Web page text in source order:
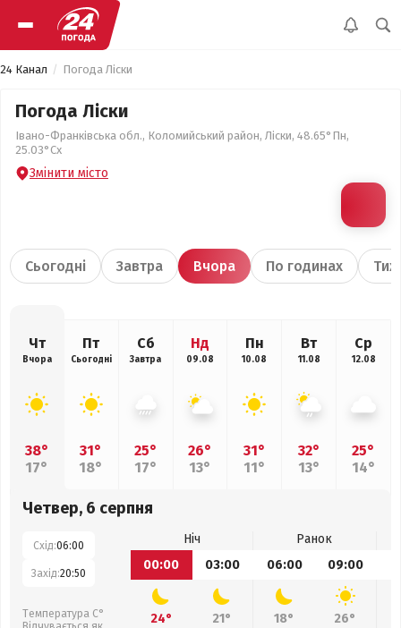
24 Канал Погода Ліски
Погода Ліски
Івано-Франківська обл., Коломийський район, Ліски, 48.65°Пн,
25.03°Сх
Змінити місто
Сьогодні Завтра Вчора По годинах
Чт
Вчора
38°
17°
Пт
Сьогодні
31°
18°
Сб
Завтра
25°
17°
Нд
09.08
26°
13°
Пн
10.08
31°
11°
Вт
11.08
32°
13°
Ср
12.08
25°
14°
Четвер, 6 серпня
Схід:06:00
Захід:20:50
Температура С°
Ніч
Ранок
00:00
03:00 06:00 09:00
24° 21° 18° 26°